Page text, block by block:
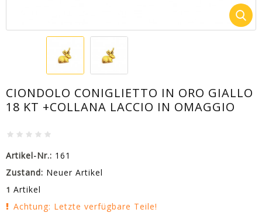
CIONDOLO CONIGLIETTO IN ORO GIALLO
18 KT +COLLANA LACCIO IN OMAGGIO
Artikel-Nr.: 161
Zustand: Neuer Artikel
1 Artikel
Achtung: Letzte verfügbare Teile!